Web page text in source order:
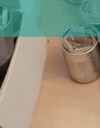
освіту